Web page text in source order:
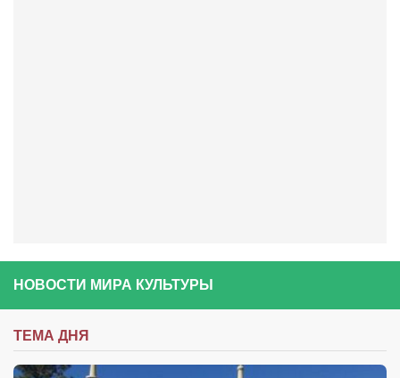
«Книголюб» — супермаркет
Багетный двор
«Павел» — магазин мужской одежды
НОВОСТИ МИРА КУЛЬТУРЫ
ТЕМА ДНЯ